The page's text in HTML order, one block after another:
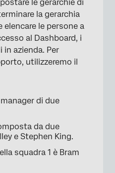
le gerarchie di
la gerarchia
le persone a
al Dashboard, i
in azienda. Per
utilizzeremo il
di due
da due
e Stephen King.
squadra 1 è Bram